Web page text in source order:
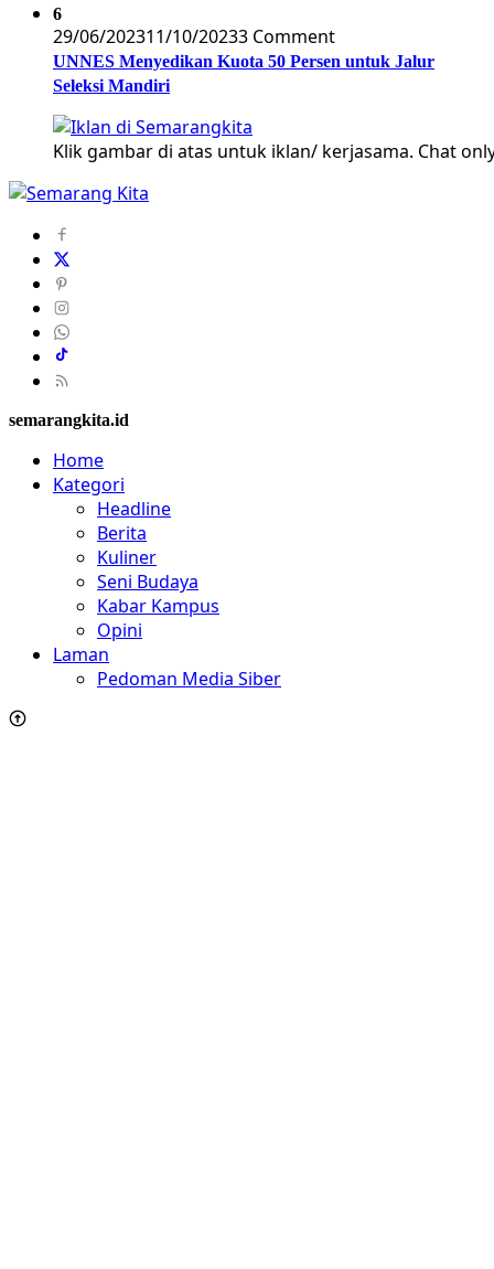
6
29/06/202311/10/20233 Comment
UNNES Menyedikan Kuota 50 Persen untuk Jalur
Seleksi Mandiri
Klik gambar di atas untuk iklan/ kerjasama. Chat
semarangkita.id
Home
Kategori
Headline
Berita
Kuliner
Seni Budaya
Kabar Kampus
Opini
Laman
Pedoman Media Siber